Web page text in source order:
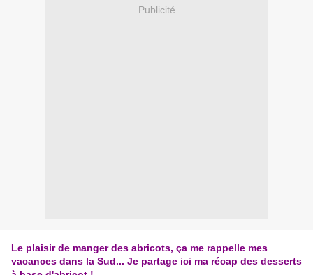
Publicité
Le plaisir de manger des abricots, ça me rappelle mes
vacances dans la Sud... Je partage ici ma récap des desserts